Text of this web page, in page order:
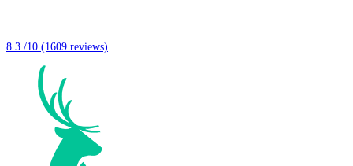
8.3 /10 (1609 reviews)